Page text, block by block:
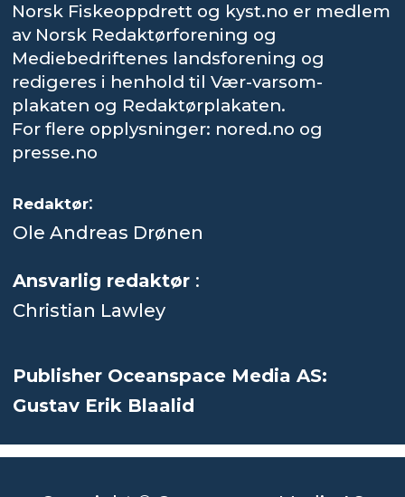
Norsk Fiskeoppdrett og kyst.no er medlem
av Norsk Redaktørforening og
Mediebedriftenes landsforening og
redigeres i henhold til Vær-varsom-
plakaten og Redaktørplakaten.
For flere opplysninger: nored.no og
presse.no
Redaktør:
Ole Andreas Drønen
Ansvarlig redaktør :
Christian Lawley
Publisher Oceanspace Media AS:
Gustav Erik Blaalid